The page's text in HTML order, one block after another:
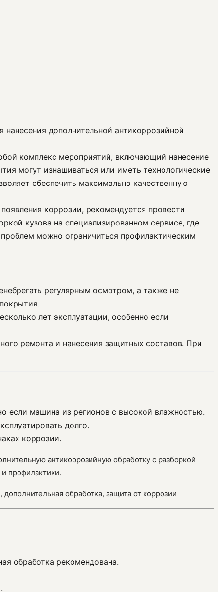
дополнительной антикоррозийной
комплекс мероприятий, включающий нанесение
могут изнашиваться или иметь технологические
обеспечить максимально качественную
коррозии, рекомендуется провести
кузова на специализированном сервисе, где
можно ограничиться профилактическим
регулярным осмотром, а также не
лет эксплуатации, особенно если
ремонта и нанесения защитных составов. При
если машина из регионов с высокой влажностью.
долго.
коррозии.
антикоррозийную обработку с разборкой
профилактики.
дополнительная обработка, защита от коррозии
обработка рекомендована.